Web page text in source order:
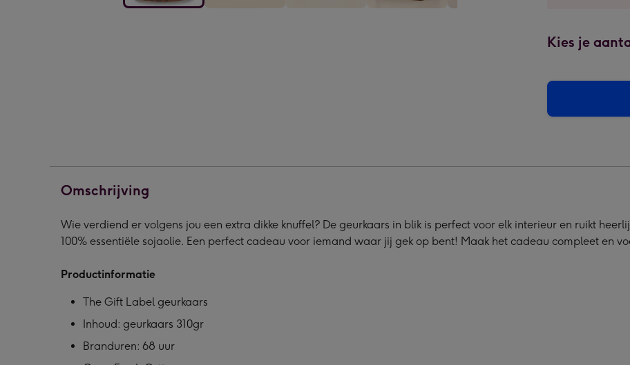
gram
1
gram
gram
gram
gram
Kies je
Omschrijving
Wie verdiend er volgens jou een extra dikke knuffel? De geurkaars in blik is perfect voor elk interieur en ruikt
100% essentiële sojaolie. Een perfect cadeau voor iemand waar jij gek op bent! Maak het cadeau compleet en
Productinformatie
The Gift Label geurkaars
Inhoud: geurkaars 310gr
Branduren: 68 uur